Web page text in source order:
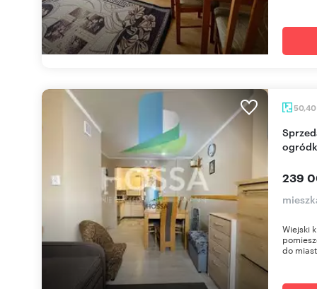
50,40
Sprzedam urokliwe 3-pokojowe mieszkanie z
239
Wiejski
do